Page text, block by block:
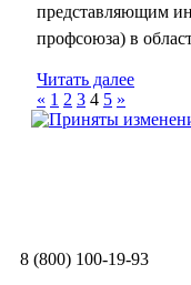
представляющим
профсоюза) в
Читать далее
« 1 2 3 4 5 »
8 (800) 100-19-93